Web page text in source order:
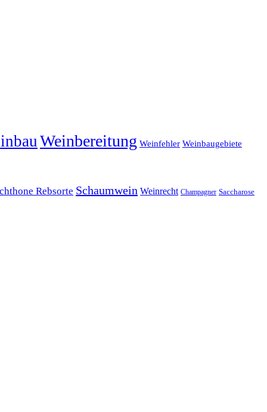
Weinbereitung Weinfehler Weinbaugebiete
Rebsorte Schaumwein Weinrecht Champagner Saccharose